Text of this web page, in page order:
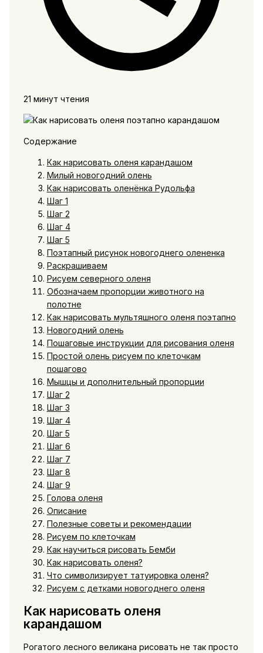
21 минут чтения
Содержание
Как нарисовать оленя карандашом
Милый новогодний олень
Как нарисовать оленёнка Рудольфа
Шаг 1
Шаг 2
Шаг 4
Шаг 5
Поэтапный рисунок новогоднего олененка
Раскрашиваем
Рисуем северного оленя
Обозначаем пропорции животного на
полотне
Как нарисовать мультяшного оленя поэтапно
Новогодний олень
Пошаговые инструкции для рисования оленя
Простой олень рисуем по клеточкам
пошагово
Мышцы и дополнительный пропорции
Шаг 2
Шаг 3
Шаг 4
Шаг 5
Шаг 6
Шаг 7
Шаг 8
Шаг 9
Голова оленя
Описание
Полезные советы и рекомендации
Рисуем по клеточкам
Как научиться рисовать Бемби
Как нарисовать оленя?
Что символизирует татуировка оленя?
Рисуем с детками новогоднего оленя
Как нарисовать оленя
карандашом
Рогатого лесного великана рисовать не так просто